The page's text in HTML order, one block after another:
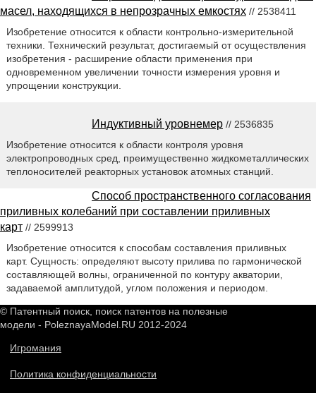
масел, находящихся в непрозрачных емкостях // 2538411
Изобретение относится к области контрольно-измерительной
техники. Технический результат, достигаемый от осуществления
изобретения - расширение области применения при
одновременном увеличении точности измерения уровня и
упрощении конструкции.
Индуктивный уровнемер // 2536835
Изобретение относится к области контроля уровня
электропроводных сред, преимущественно жидкометаллических
теплоносителей реакторных установок атомных станций.
Способ пространственного согласования
приливных колебаний при составлении приливных
карт // 2599913
Изобретение относится к способам составления приливных
карт. Сущность: определяют высоту прилива по гармонической
составляющей волны, ограниченной по контуру акватории,
задаваемой амплитудой, углом положения и периодом.
© Патентный поиск, поиск патентов на полезные
модели - PoleznayaModel.RU 2012-2024
Игромания
Политика конфиденциальности